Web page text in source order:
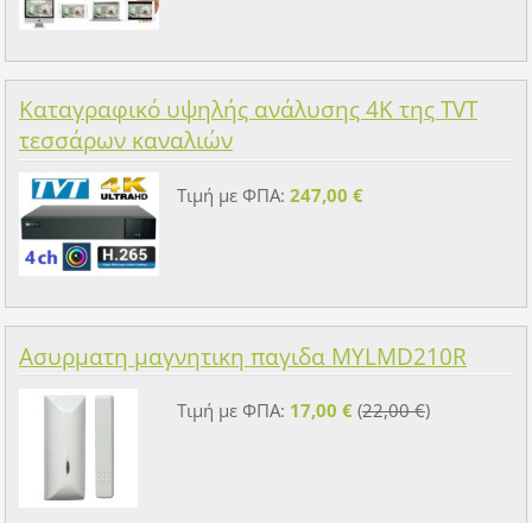
Καταγραφικό υψηλής ανάλυσης 4K της TVT
τεσσάρων καναλιών
Τιμή με ΦΠΑ: 247,00 €
Ασυρματη μαγνητικη παγιδα MYLMD210R
Τιμή με ΦΠΑ: 17,00 €(22,00 €)